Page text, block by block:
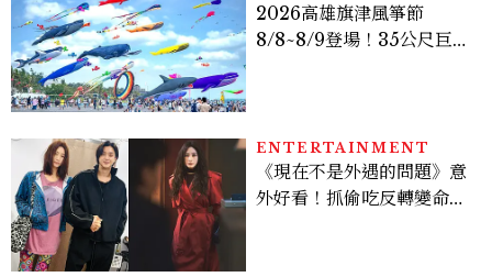
2026高雄旗津風箏節
8/8~8/9登場！35公尺巨大
ENTERTAINMENT
《現在不是外遇的問題》意
外好看！抓偷吃反轉變命